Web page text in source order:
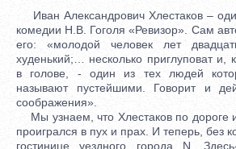
Иван Александрович Хлестаков –
комедии Н.В. Гоголя «Ревизор». Сам
его: «молодой человек лет
худенький;… несколько приглуповат и,
в голове, - один из тех людей
называют пустейшими. Говорит и
соображения».
Мы узнаем, что Хлестаков по дороге
проигрался в пух и прах. И теперь, без
гостинице уездного города N.